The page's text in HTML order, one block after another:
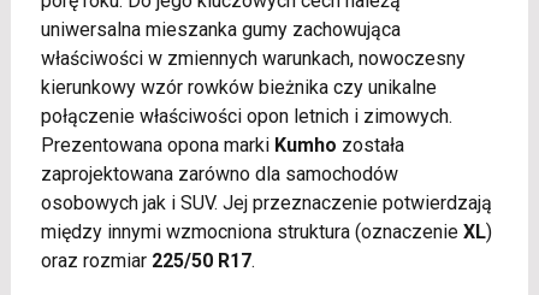
uniwersalna mieszanka gumy zachowująca
właściwości w zmiennych warunkach, nowoczesny
kierunkowy wzór rowków bieżnika czy unikalne
połączenie właściwości opon letnich i zimowych.
Prezentowana opona marki Kumho została
zaprojektowana zarówno dla samochodów
osobowych jak i SUV. Jej przeznaczenie potwierdzają
między innymi wzmocniona struktura (oznaczenie XL)
oraz rozmiar 225/50 R17.